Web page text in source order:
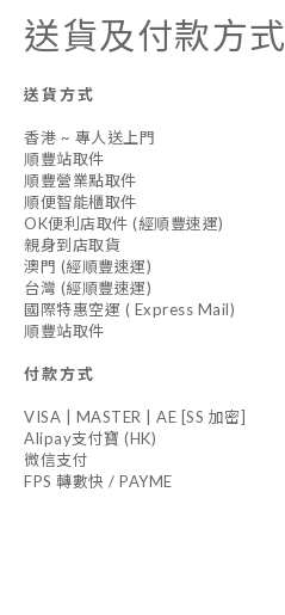
送貨及付款方式
送貨方式
香港 ~ 專人送上門
順豐站取件
順豐營業點取件
順便智能櫃取件
OK便利店取件 (經順豐速運)
親身到店取貨
澳門 (經順豐速運)
台灣 (經順豐速運)
國際特惠空運 ( Express Mail)
順豐站取件
付款方式
VISA | MASTER | AE [SS 加密]
Alipay支付寶 (HK)
微信支付
FPS 轉數快 / PAYME